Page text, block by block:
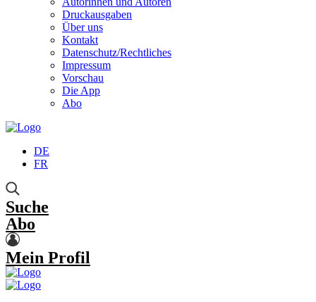
Druckausgaben
Über uns
Kontakt
Datenschutz/Rechtliches
Impressum
Vorschau
Die App
Abo
DE
FR
Suche
Abo
Mein Profil